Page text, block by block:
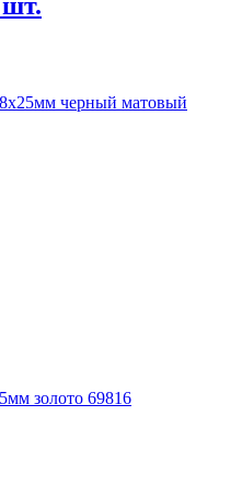
черный матовый
золото 69816